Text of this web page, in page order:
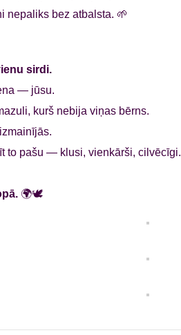
nepaliks bez atbalsta. 🌱
sirdi.
— jūsu.
kurš nebija viņas bērns.
to pašu — klusi, vienkārši, cilvēcīgi.
🌍🕊️